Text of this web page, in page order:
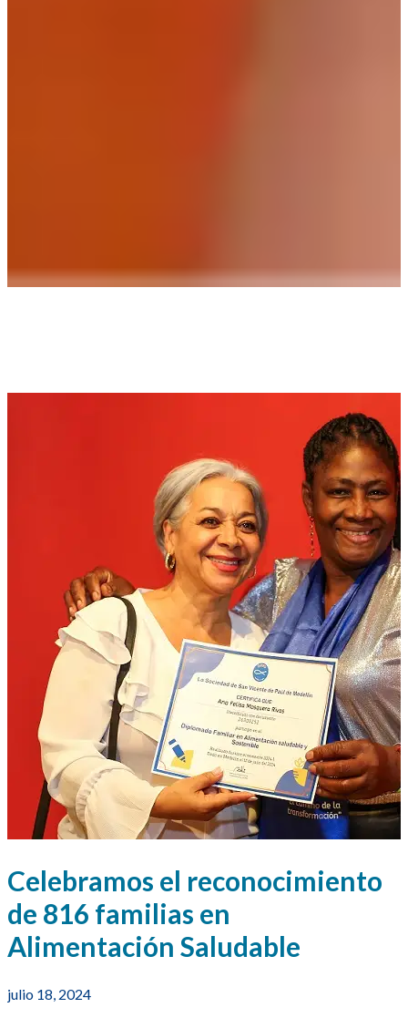
Celebramos el reconocimiento
de 816 familias en
Alimentación Saludable
julio 18, 2024